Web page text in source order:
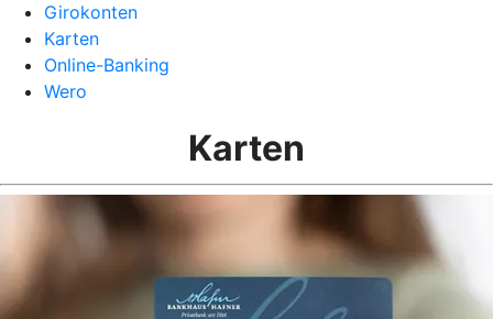
Girokonten
Karten
Online-Banking
Wero
Karten